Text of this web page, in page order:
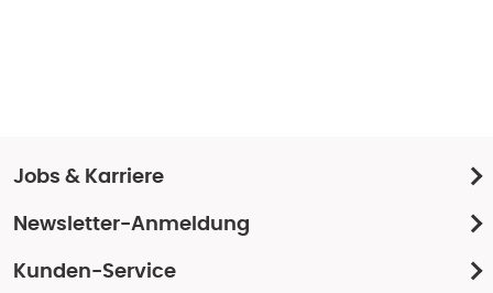
Jobs & Karriere
Newsletter-Anmeldung
Kunden-Service